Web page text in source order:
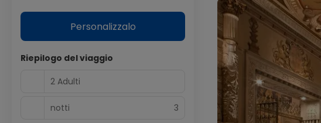
Personalizzalo
Riepilogo del viaggio
2 Adulti
notti 3